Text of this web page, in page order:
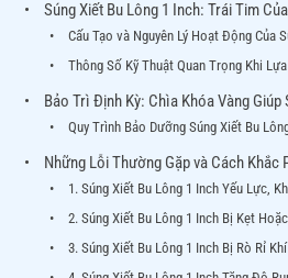
Súng Xiết Bu Lông 1 Inch: Trái Tim
Cấu Tạo và Nguyên Lý Hoạt Động Của
Thông Số Kỹ Thuật Quan Trọng Khi
Bảo Trì Định Kỳ: Chìa Khóa Vàng
Quy Trình Bảo Dưỡng Súng Xiết Bu
Những Lỗi Thường Gặp và Cách
1. Súng Xiết Bu Lông 1 Inch Yếu Lực,
2. Súng Xiết Bu Lông 1 Inch Bị Kẹt
3. Súng Xiết Bu Lông 1 Inch Bị Rò Rỉ